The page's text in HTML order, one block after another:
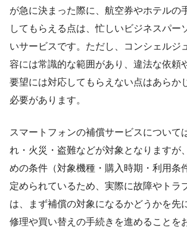
が急に決まった際に、航空券やホテルの
してもらえる点は、忙しいビジネスパー
いサービスです。ただし、コンシェルジ
容には常識的な範囲があり、違法な依頼
要望には対応してもらえない点はあらか
必要があります。
スマートフォンの補償サービスについて
れ・火災・盗難などが対象となりますが
めの条件（対象機種・購入時期・利用条
定められているため、実際に故障やトラ
は、まず補償の対象になるかどうかを先
修理や買い替えの手続きを進めることを